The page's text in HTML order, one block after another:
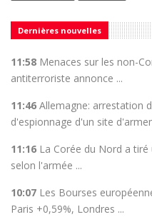
Dernières nouvelles
11:58 Menaces sur les non-
antiterroriste annonce ...
11:46 Allemagne: arrestation
d'espionnage d'un site
11:16 La Corée du Nord a
selon l'armée ...
10:07 Les Bourses
Paris +0,59%, Londres ...